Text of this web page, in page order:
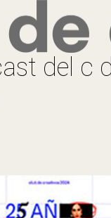
del c